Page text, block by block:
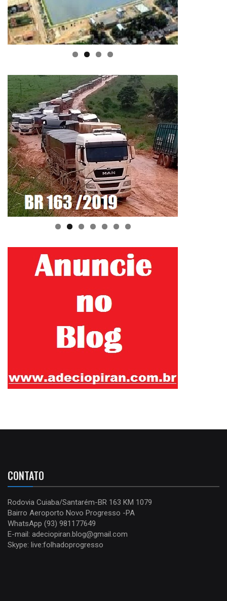
CONTATO
Rodovia Cuiaba/Santarém-BR 163 KM 1079
Bairro Aeroporto Novo Progresso -PA
WhatsApp (93) 981177649
E-mail: adeciopiran.blog@gmail.com
Skype: live:folhadoprogresso